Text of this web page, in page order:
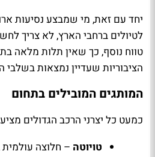
יחד עם זאת, מי שמבצע נסיעות
לטיולים ברחבי הארץ, לא צריך
טווח נוסף, כך שאין תלות מלאה
הציבוריות שעדיין נמצאות בשלבי
המותגים המובילים בתחום
כמעט כל יצרני הרכב הגדולים
טויוטה – חלוצה עולמית